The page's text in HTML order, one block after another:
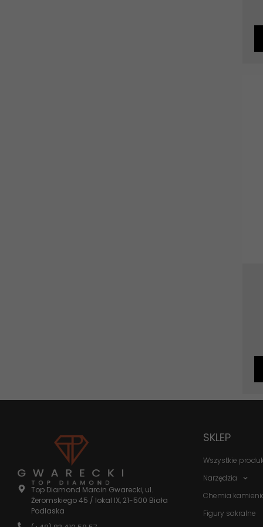
Top Diamond Marcin Gwarecki, ul.
Żeromskiego 45 / lokal IX, 21-500 Biała
Podlaska
SKLEP
Wszystkie
Narzędzia
Chemia
Figury sakralne